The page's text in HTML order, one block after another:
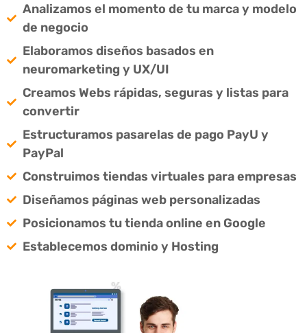
Analizamos el momento de tu marca y modelo
de negocio
Elaboramos diseños basados en
neuromarketing y UX/UI
Creamos Webs rápidas, seguras y listas para
convertir
Estructuramos pasarelas de pago PayU y
PayPal
Construimos tiendas virtuales para empresas
Diseñamos páginas web personalizadas
Posicionamos tu tienda online en Google
Establecemos dominio y Hosting